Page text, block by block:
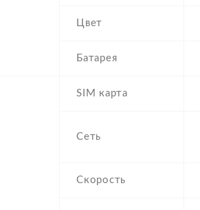
Цвет
Батарея
SIM карта
Сеть
Скорость